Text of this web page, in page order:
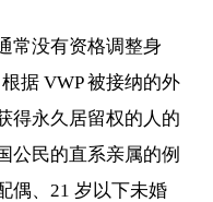
常没有资格调整身
据 VWP 被接纳的外
得永久居留权的人的
公民的直系亲属的例
偶、21 岁​​以下未婚